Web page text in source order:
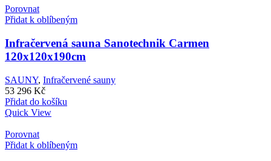
Porovnat
Přidat k oblíbeným
Infračervená sauna Sanotechnik Carmen
120x120x190cm
SAUNY, Infračervené sauny
53 296 Kč
Přidat do košíku
Quick View
Porovnat
Přidat k oblíbeným